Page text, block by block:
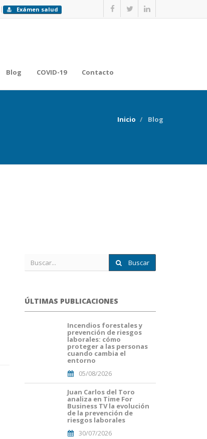
Exámen salud
Blog COVID-19 Contacto
Inicio Blog
Buscar
ÚLTIMAS PUBLICACIONES
Incendios forestales y
prevención de riesgos
laborales: cómo
proteger a las personas
cuando cambia el
entorno
05/08/2026
Juan Carlos del Toro
analiza en Time For
Business TV la evolución
de la prevención de
riesgos laborales
30/07/2026